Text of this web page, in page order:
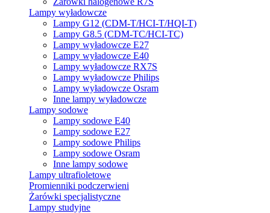
Lampy wyładowcze
Lampy G12 (CDM-T/HCI-T/HQI-T)
Lampy G8.5 (CDM-TC/HCI-TC)
Lampy wyładowcze E27
Lampy wyładowcze E40
Lampy wyładowcze RX7S
Lampy wyładowcze Philips
Lampy wyładowcze Osram
Inne lampy wyładowcze
Lampy sodowe
Lampy sodowe E40
Lampy sodowe E27
Lampy sodowe Philips
Lampy sodowe Osram
Inne lampy sodowe
Lampy ultrafioletowe
Promienniki podczerwieni
Żarówki specjalistyczne
Lampy studyjne